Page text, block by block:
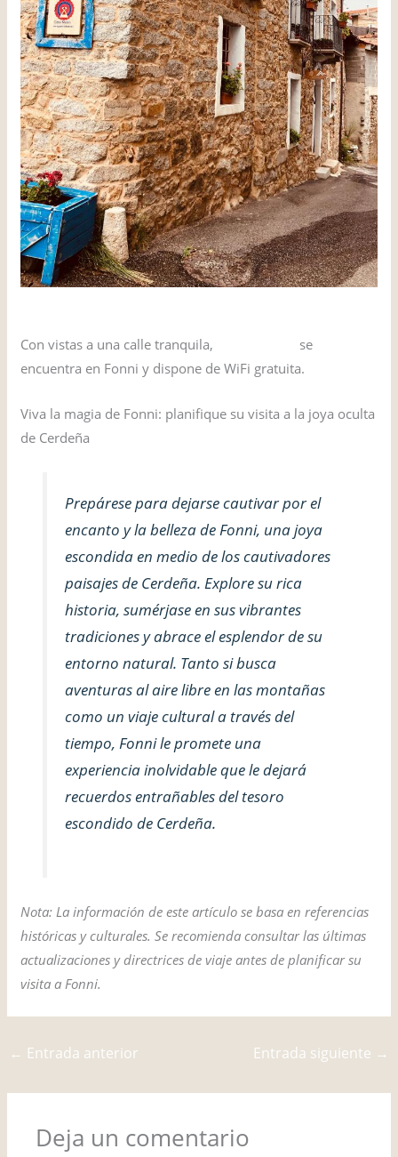
Con vistas a una calle tranquila,
se
encuentra en Fonni y dispone de WiFi gratuita.
Viva la magia de Fonni: planifique su visita a la joya oculta
de Cerdeña
Prepárese para dejarse cautivar por el
encanto y la belleza de Fonni, una joya
escondida en medio de los cautivadores
paisajes de Cerdeña. Explore su rica
historia, sumérjase en sus vibrantes
tradiciones y abrace el esplendor de su
entorno natural. Tanto si busca
aventuras al aire libre en las montañas
como un viaje cultural a través del
tiempo, Fonni le promete una
experiencia inolvidable que le dejará
recuerdos entrañables del tesoro
escondido de Cerdeña.
Nota: La información de este artículo se basa en referencias
históricas y culturales. Se recomienda consultar las últimas
actualizaciones y directrices de viaje antes de planificar su
visita a Fonni.
← Entrada anterior Entrada siguiente →
Deja un comentario